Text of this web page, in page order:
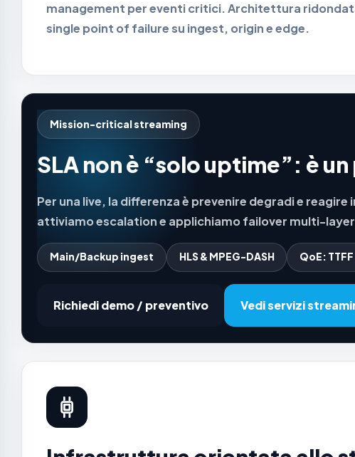
management per eventi critici. Architettura
single point of failure su ingest, origin e edge.
Mission-critical streaming
SLA non è “solo uptime”: è
Per una live, la differenza è prevenire degradi e
attiviamo escalation e applichiamo failover multi-
Main/Backup ingest HLS & MPEG-DASH QoE:
Richiedi demo / preventivo Vedi servizi